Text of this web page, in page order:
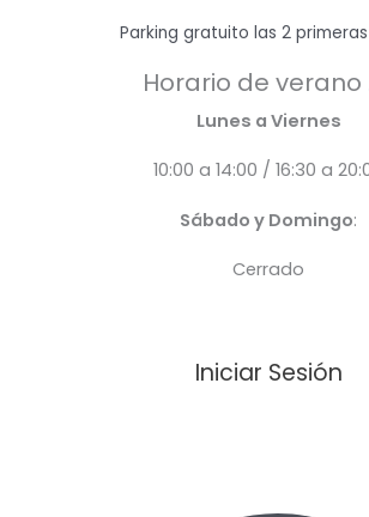
Parking gratuito las 2
Horario de verano
Lunes a Viernes
10:00 a 14:00 / 16:30 a
Sábado y Domingo:
Cerrado
Iniciar Sesión